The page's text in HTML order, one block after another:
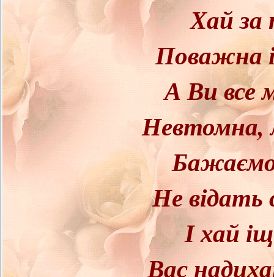
Хай за
Поважна
А Ви все
Невтомна,
Не відать
І хай
Вас